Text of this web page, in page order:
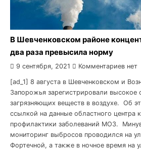
В Шевченковском районе
два раза превысила норму
9 сентября, 2021 Комментариев нет
[ad_1] 8 августа в Шевченковском и
Запорожья зарегистрировали высокое
загрязняющих веществ в воздухе. Об
ссылкой на данные областного центра
профилактики заболеваний МОЗ.
мониторинг выбросов проводился на
Фортечной, а также в ночное время на